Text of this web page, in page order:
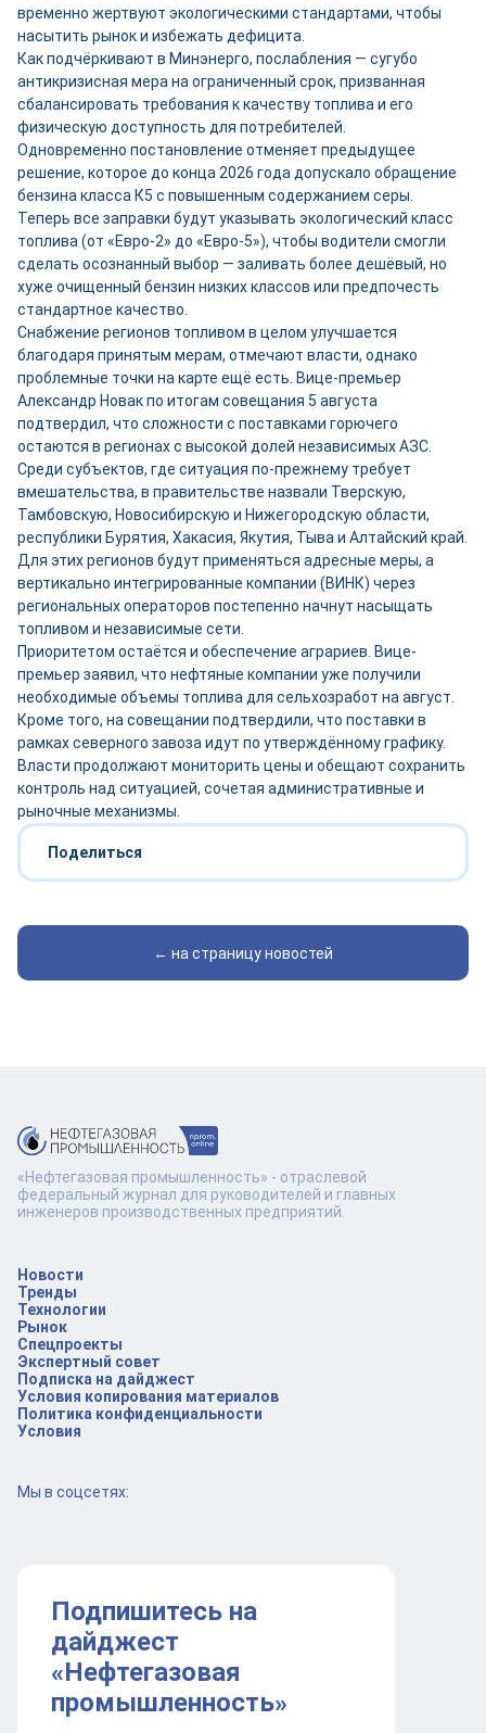
временно жертвуют экологическими стандартами, чтобы
насытить рынок и избежать дефицита.
Как подчёркивают в Минэнерго, послабления — сугубо
антикризисная мера на ограниченный срок, призванная
сбалансировать требования к качеству топлива и его
физическую доступность для потребителей.
Одновременно постановление отменяет предыдущее
решение, которое до конца 2026 года допускало обращение
бензина класса К5 с повышенным содержанием серы.
Теперь все заправки будут указывать экологический класс
топлива (от «Евро-2» до «Евро-5»), чтобы водители смогли
сделать осознанный выбор — заливать более дешёвый, но
хуже очищенный бензин низких классов или предпочесть
стандартное качество.
Снабжение регионов топливом в целом улучшается
благодаря принятым мерам, отмечают власти, однако
проблемные точки на карте ещё есть. Вице-премьер
Александр Новак по итогам совещания 5 августа
подтвердил, что сложности с поставками горючего
остаются в регионах с высокой долей независимых АЗС.
Среди субъектов, где ситуация по-прежнему требует
вмешательства, в правительстве назвали Тверскую,
Тамбовскую, Новосибирскую и Нижегородскую области,
республики Бурятия, Хакасия, Якутия, Тыва и Алтайский край.
Для этих регионов будут применяться адресные меры, а
вертикально интегрированные компании (ВИНК) через
региональных операторов постепенно начнут насыщать
топливом и независимые сети.
Приоритетом остаётся и обеспечение аграриев. Вице-
премьер заявил, что нефтяные компании уже получили
необходимые объемы топлива для сельхозработ на август.
Кроме того, на совещании подтвердили, что поставки в
рамках северного завоза идут по утверждённому графику.
Власти продолжают мониторить цены и обещают сохранить
контроль над ситуацией, сочетая административные и
рыночные механизмы.
Поделиться
← на страницу новостей
Новости
Тренды
Технологии
Рынок
Спецпроекты
Экспертный совет
Подписка на дайджест
Условия копирования материалов
Политика конфиденциальности
Условия
Мы в соцсетях:
Подпишитесь на
дайджест
«Нефтегазовая
промышленность»
«Нефтегазовая промышленность» - отраслевой
федеральный журнал для руководителей и главных
инженеров производственных предприятий.